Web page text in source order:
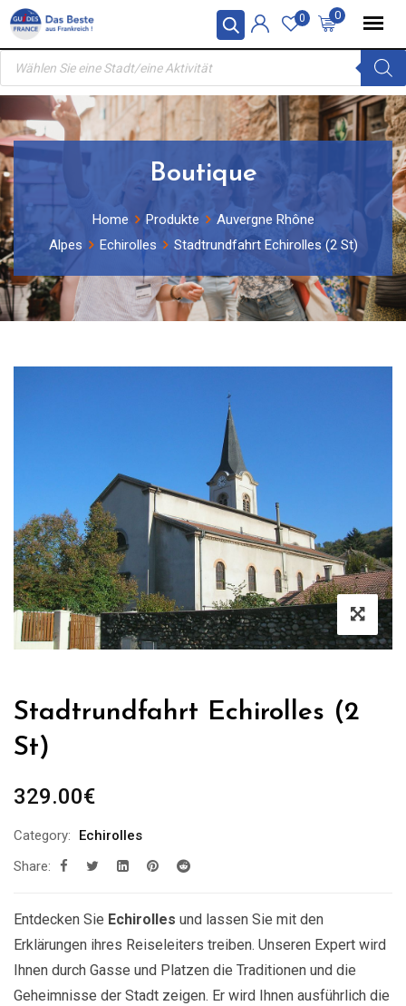
Skip
content
0
0
Products
search
Boutique
Home Produkte
Auvergne Rhône
Alpes
Echirolles Stadtrundfahrt Echirolles (2 St)
Stadtrundfahrt Echirolles (2
St)
329.00€
Category:
Echirolles
Share:
Entdecken Sie Echirolles und lassen Sie mit den
Erklärungen ihres Reiseleiters treiben. Unseren Expert wird
Ihnen durch Gasse und Platzen die Traditionen und die
Geheimnisse der Stadt zeigen. Er wird Ihnen ausführlich die